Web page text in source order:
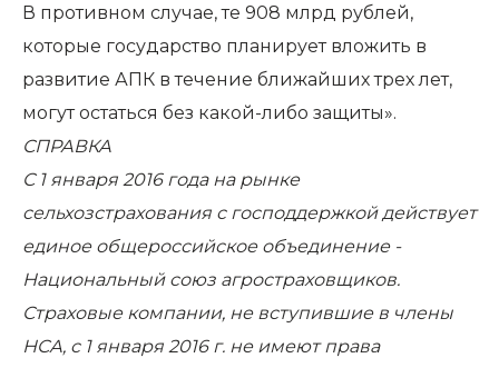
В противном случае, те 908 млрд рублей,
которые государство планирует вложить в
развитие АПК в течение ближайших трех лет,
могут остаться без какой-либо защиты».
СПРАВКА
С 1 января 2016 года на рынке
сельхозстрахования с господдержкой действует
единое общероссийское объединение -
Национальный союз агростраховщиков.
Страховые компании, не вступившие в члены
НСА, с 1 января 2016 г. не имеют права